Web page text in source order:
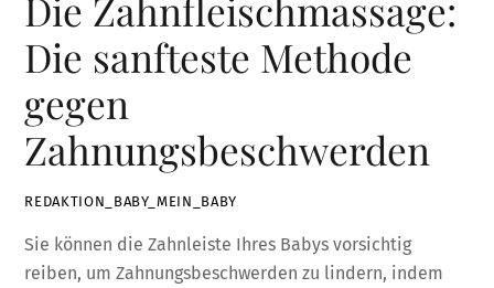
Die Zahnfleischmassage:
Die sanfteste Methode
gegen
Zahnungsbeschwerden
REDAKTION_BABY_MEIN_BABY
Sie können die Zahnleiste Ihres Babys vorsichtig
reiben, um Zahnungsbeschwerden zu lindern, indem